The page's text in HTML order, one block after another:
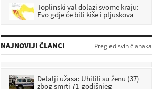
Toplinski val dolazi svome kraju:
Evo gdje će biti kiše i pljuskova
NAJNOVIJI ČLANCI Pregled svih članaka
muškarca
 PRIJE: 1 SATI 37 MINUTA